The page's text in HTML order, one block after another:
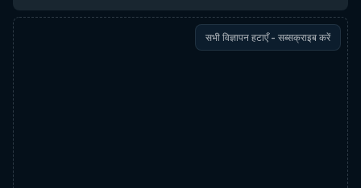
सभी विज्ञापन हटाएँ - सब्सक्राइब करें